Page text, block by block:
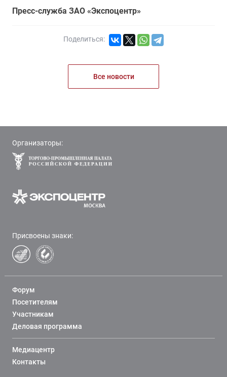
Пресс-служба ЗАО «Экспоцентр»
Поделиться:
Все новости
Организаторы:
Присвоены знаки:
Форум
Посетителям
Участникам
Деловая программа
Медиацентр
Контакты